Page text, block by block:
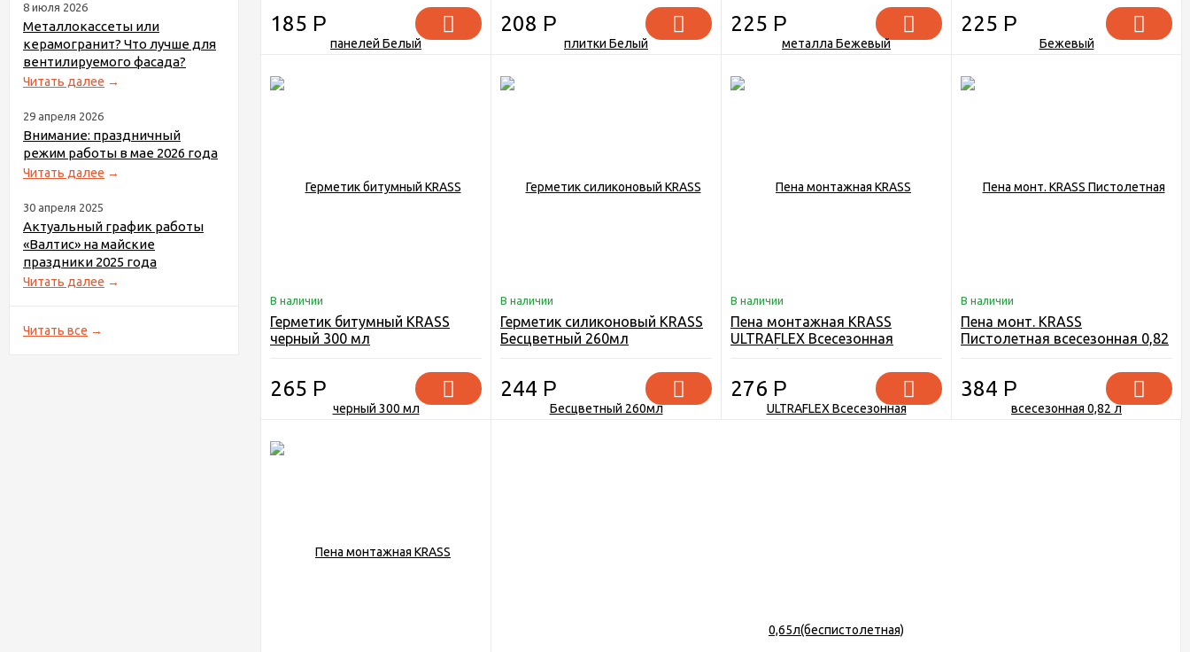
8 июля 2026
Металлокассеты или
керамогранит? Что лучше для
вентилируемого фасада?
Читать далее →
29 апреля 2026
Внимание: праздничный
режим работы в мае 2026 года
Читать далее →
30 апреля 2025
Актуальный график работы
«Валтис» на майские
праздники 2025 года
Читать далее →
Читать все →
185 Р 208 Р 225 Р 225 Р
В наличии
Герметик битумный KRASS
черный 300 мл
265 Р
В наличии
Герметик силиконовый KRASS
Бесцветный 260мл
244 Р
В наличии
Пена монтажная KRASS
ULTRAFLEX Всесезонная
276 Р
В наличии
Пена монт. KRASS
Пистолетная всесезонная 0,82
384 Р